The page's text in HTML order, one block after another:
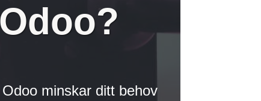
minskar ditt behov